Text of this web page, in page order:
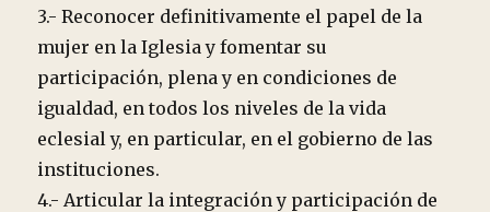
3.- Reconocer definitivamente el papel de la
mujer en la Iglesia y fomentar su
participación, plena y en condiciones de
igualdad, en todos los niveles de la vida
eclesial y, en particular, en el gobierno de las
instituciones.
4.- Articular la integración y participación de